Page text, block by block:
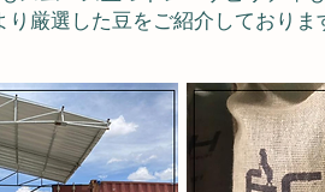
厳選した豆をご紹介しておりま